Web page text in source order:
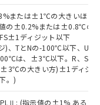
または±1℃の大きいほう
値の±0.2%または±0.8℃の
ディジット以下
)、TとNの-100℃以下、U
は、±3℃以下。R、S
の大きい方)±1ディジ
。)
(指示値の±1% ある
「1.共同利
いる法人を
準）
を証明す
を証明する
ステル類４
の期間は出
から備考
た。